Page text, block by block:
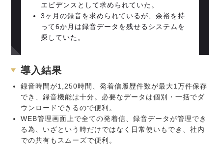
エビデンスとして求められていた。
3ヶ月の録音を求められているが、余裕を持
って6か月は録音データを残せるシステムを
探していた。
導入結果
録音時間が1,250時間、発着信履歴件数が最大1万件保存
でき、録音機能は十分。必要なデータは個別・一括でダ
ウンロードできるので便利。
WEB管理画面上で全ての発着信、録音データが管理でき
る為、いざという時だけではなく日常使いもでき、社内
での共有もスムーズで便利。